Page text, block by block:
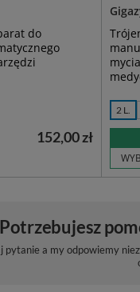
do
152,00 zł
2 L.
Potrzebujesz
pytanie a my odpowiemy